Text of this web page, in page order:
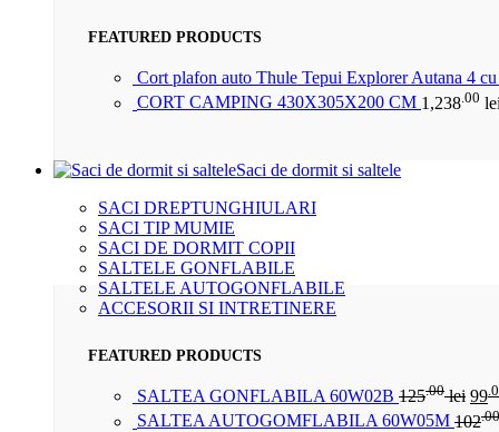
FEATURED PRODUCTS
Cort plafon auto Thule Tepui Explorer Autana 4
CORT CAMPING 430X305X200 CM 1,238 .00
Saci de dormit si saltele
SACI DREPTUNGHIULARI
SACI TIP MUMIE
SACI DE DORMIT COPII
SALTELE GONFLABILE
SALTELE AUTOGONFLABILE
ACCESORII SI INTRETINERE
FEATURED PRODUCTS
SALTEA GONFLABILA 60W02B 125.00 lei 99
SALTEA AUTOGOMFLABILA 60W05M 102.00